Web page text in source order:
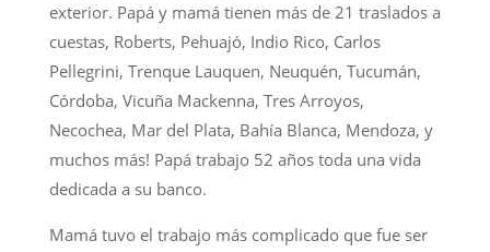
exterior. Papá y mamá tienen más de 21 traslados a
cuestas, Roberts, Pehuajó, Indio Rico, Carlos
Pellegrini, Trenque Lauquen, Neuquén, Tucumán,
Córdoba, Vicuña Mackenna, Tres Arroyos,
Necochea, Mar del Plata, Bahía Blanca, Mendoza, y
muchos más! Papá trabajo 52 años toda una vida
dedicada a su banco.
Mamá tuvo el trabajo más complicado que fue ser